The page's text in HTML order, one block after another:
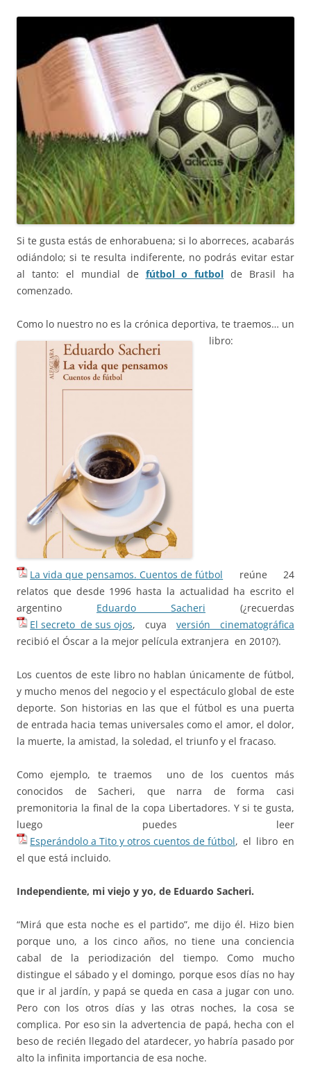
Si te gusta estás de enhorabuena; si lo aborreces, acabarás
odiándolo; si te resulta indiferente, no podrás evitar estar
al tanto: el mundial de fútbol o futbol de Brasil ha
comenzado.
Como lo nuestro no es la crónica deportiva, te traemos… un
libro:
La vida que pensamos. Cuentos de fútbol reúne 24
relatos que desde 1996 hasta la actualidad ha escrito el
argentino Eduardo Sacheri (¿recuerdas
El secreto de sus ojos, cuyaversión cinematográfica
recibió el Óscar a la mejor película extranjera en 2010?).
Los cuentos de este libro no hablan únicamente de fútbol,
y mucho menos del negocio y el espectáculo global de este
deporte. Son historias en las que el fútbol es una puerta
de entrada hacia temas universales como el amor, el dolor,
la muerte, la amistad, la soledad, el triunfo y el fracaso.
Como ejemplo, te traemos uno de los cuentos más
conocidos de Sacheri, que narra de forma casi
premonitoria la final de la copa Libertadores. Y si te gusta,
luego puedes leer
Esperándolo a Tito y otros cuentos de fútbol, el libro en
el que está incluido.
Independiente, mi viejo y yo, de Eduardo Sacheri.
“Mirá que esta noche es el partido”, me dijo él. Hizo bien
porque uno, a los cinco años, no tiene una conciencia
cabal de la periodización del tiempo. Como mucho
distingue el sábado y el domingo, porque esos días no hay
que ir al jardín, y papá se queda en casa a jugar con uno.
Pero con los otros días y las otras noches, la cosa se
complica. Por eso sin la advertencia de papá, hecha con el
beso de recién llegado del atardecer, yo habría pasado por
alto la infinita importancia de esa noche.